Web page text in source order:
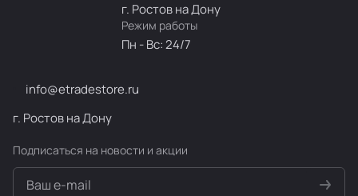
г. Ростов на Дону
Режим работы
Пн - Вс: 24/7
info@etradestore.ru
г. Ростов на Дону
Подписаться на новости и акции